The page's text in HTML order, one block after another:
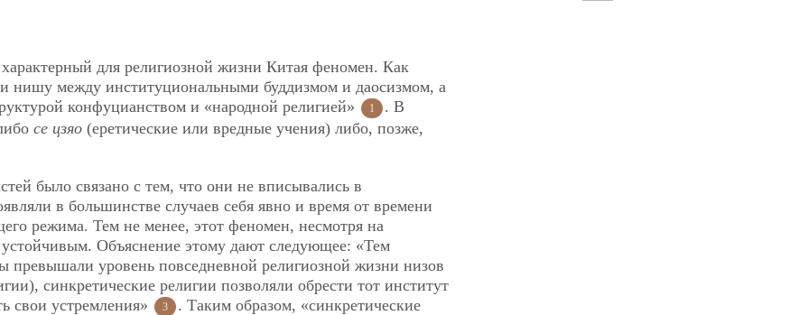
для религиозной жизни Китая феномен. Как
между институциональными буддизмом и даосизмом, а
конфуцианством и «народной религией»
1
. В
се цзяо (еретические или вредные учения) либо, позже,
было связано с тем, что они не вписывались в
в большинстве случаев себя явно и время от времени
режима. Тем не менее, этот феномен, несмотря на
устойчивым. Объяснение этому дают следующее: «Тем
превышали уровень повседневной религиозной жизни низов
синкретические религии позволяли обрести тот институт
свои устремления»
3
. Таким образом, «синкретические